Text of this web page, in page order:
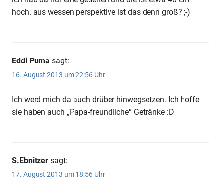
hoch. aus wessen perspektive ist das denn groß? ;-)
Eddi Puma sagt:
16. August 2013 um 22:56 Uhr
Ich werd mich da auch drüber hinwegsetzen. Ich hoffe
sie haben auch „Papa-freundliche“ Getränke :D
S.Ebnitzer sagt:
17. August 2013 um 18:56 Uhr